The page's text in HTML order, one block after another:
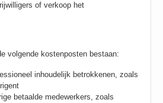
of verkoop het
volgende kostenposten bestaan:
inhoudelijk betrokkenen, zoals
betaalde medewerkers, zoals